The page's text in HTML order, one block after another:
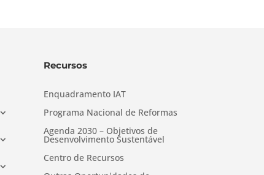
Recursos
Enquadramento IAT
Programa Nacional de Reformas
Agenda 2030 – Objetivos de
Desenvolvimento Sustentável
Centro de Recursos